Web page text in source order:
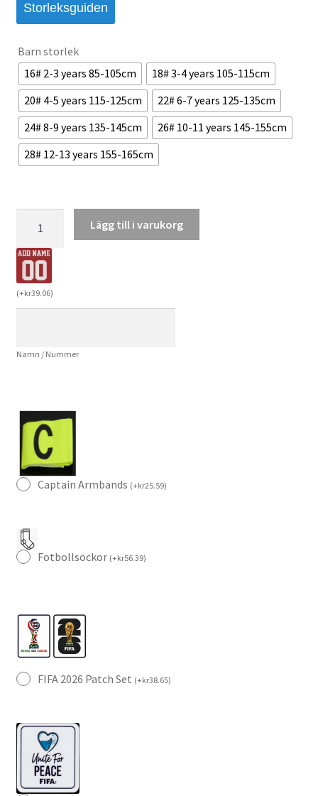
Storleksguiden
Barn storlek
16# 2-3 years 85-105cm
18# 3-4 years 105-115cm
20# 4-5 years 115-125cm
22# 6-7 years 125-135cm
24# 8-9 years 135-145cm
26# 10-11 years 145-155cm
28# 12-13 years 155-165cm
Hemmaställ
VM
2026
Barn
–
+
Lägg till i varukorg
(+kr39.06)
Namn / Nummer
Captain Armbands (+kr25.59)
Fotbollsockor (+kr56.39)
FIFA 2026 Patch Set (+kr38.65)